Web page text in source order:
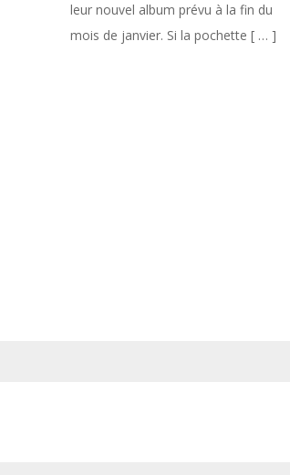
leur nouvel album prévu à la fin du
mois de janvier. Si la pochette [ … ]